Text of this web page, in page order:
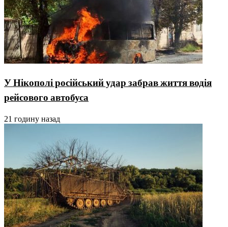
У Нікополі російський удар забрав життя водія
рейсового автобуса
21 годину назад